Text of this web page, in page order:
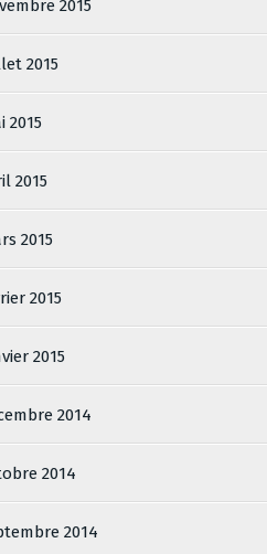
2015
2015
2015
2015
2015
2015
2015
2014
2014
2014